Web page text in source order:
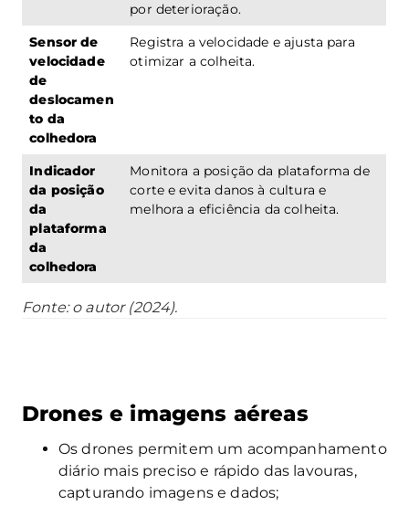
por deterioração.
Sensor de
velocidade
de
deslocamen
to da
colhedora
Registra a velocidade e ajusta para
otimizar a colheita.
Indicador
da posição
da
plataforma
da
colhedora
Monitora a posição da plataforma de
corte e evita danos à cultura e
melhora a eficiência da colheita.
Fonte: o autor (2024).
Drones e imagens aéreas
Os drones permitem um acompanhamento
diário mais preciso e rápido das lavouras,
capturando imagens e dados;